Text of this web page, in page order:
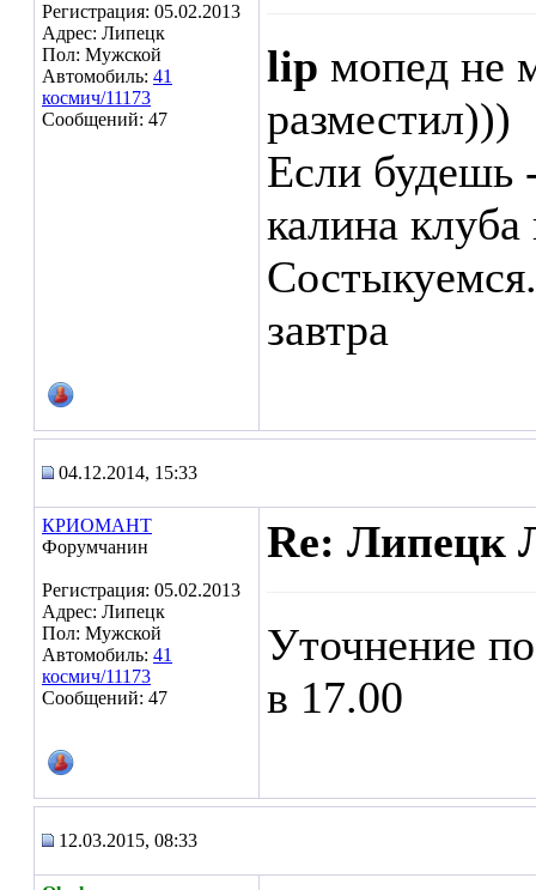
Регистрация: 05.02.2013
Адрес: Липецк
Пол: Мужской
Автомобиль: 41
космич/11173
Сообщений: 47
lip мопед не
разместил)))
Если будешь
калина
завтра
04.12.2014, 15:33
КРИОМАНТ
Форумчанин
Регистрация: 05.02.2013
Адрес: Липецк
Пол: Мужской
Автомобиль: 41
космич/11173
Сообщений: 47
Re: Липецк
Уточнение
в 17.00
12.03.2015, 08:33